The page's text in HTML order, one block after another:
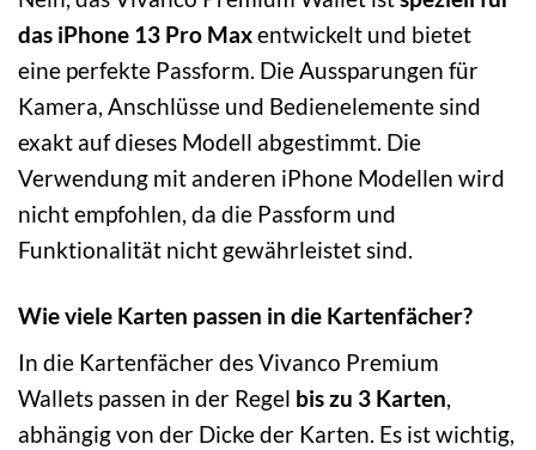
das iPhone 13 Pro Maxentwickelt und bietet
eine perfekte Passform. Die Aussparungen für
Kamera, Anschlüsse und Bedienelemente sind
exakt auf dieses Modell abgestimmt. Die
Verwendung mit anderen iPhone Modellen wird
nicht empfohlen, da die Passform und
Funktionalität nicht gewährleistet sind.
Wie viele Karten passen in die Kartenfächer?
In die Kartenfächer des Vivanco Premium
Wallets passen in der Regel bis zu 3 Karten,
abhängig von der Dicke der Karten. Es ist wichtig,